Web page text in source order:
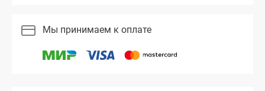
Мы принимаем к оплате